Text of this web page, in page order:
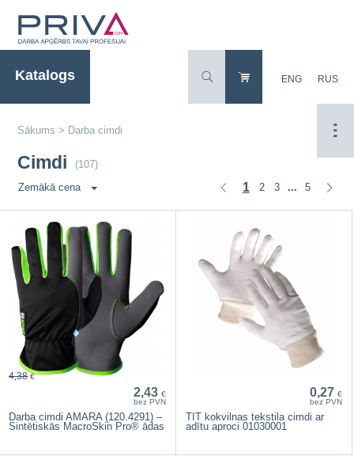
Katalogs ENG RUS
Sākums > Darba cimdi
Cimdi (107)
1 2 3 ... 5
Zemākā cena
2,43 €
bez PVN
4,38 €
Darba cimdi AMARA (120.4291) –
Sintētiskās MacroSkin Pro® ādas
0,27 €
bez PVN
TIT kokvilnas tekstila cimdi ar
adītu aproci 01030001